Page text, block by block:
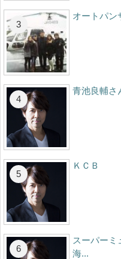
オートパン
青池良輔さ
ＫＣＢ
スーパーミ
海...